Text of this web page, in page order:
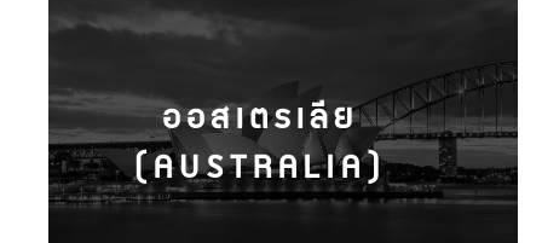
ออสเตรเลีย
(AUSTRALIA)